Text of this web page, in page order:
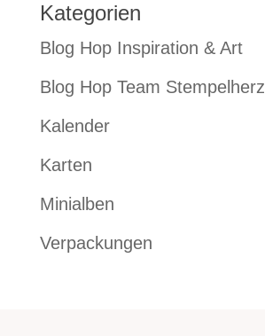
Kategorien
Blog Hop Inspiration & Art
Blog Hop Team Stempelherz
Kalender
Karten
Minialben
Verpackungen